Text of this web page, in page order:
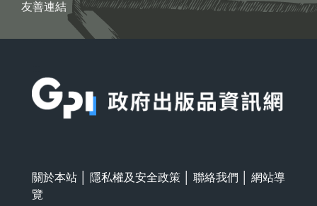
友善連結
關於本站 隱私權及安全政策 聯絡我們
網站導
覽